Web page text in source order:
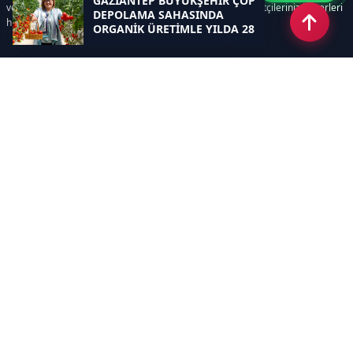
DEPOLAMA SAHASINDA
ORGANİK ÜRETİMLE YILDA 28
ve süreçlerinizi kolaylaştırır. Etkili arayüzü sayesinde ziyaretçileriniz haberleri
hızlı ve keyifle takip edebilir.